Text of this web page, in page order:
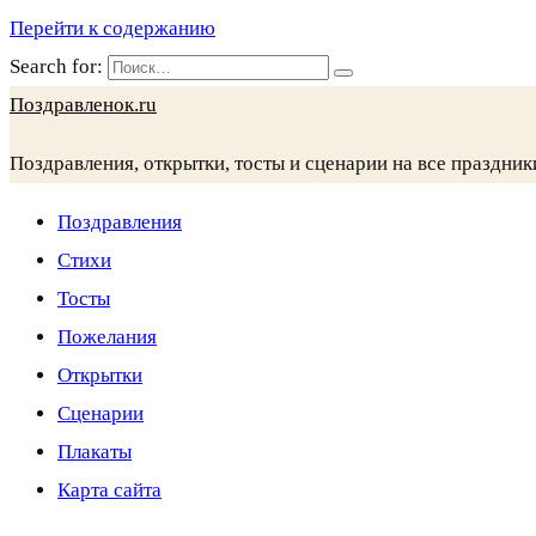
Перейти к содержанию
Search for:
Поздравленок.ru
Поздравления, открытки, тосты и сценарии на все
Поздравления
Стихи
Тосты
Пожелания
Открытки
Сценарии
Плакаты
Карта сайта